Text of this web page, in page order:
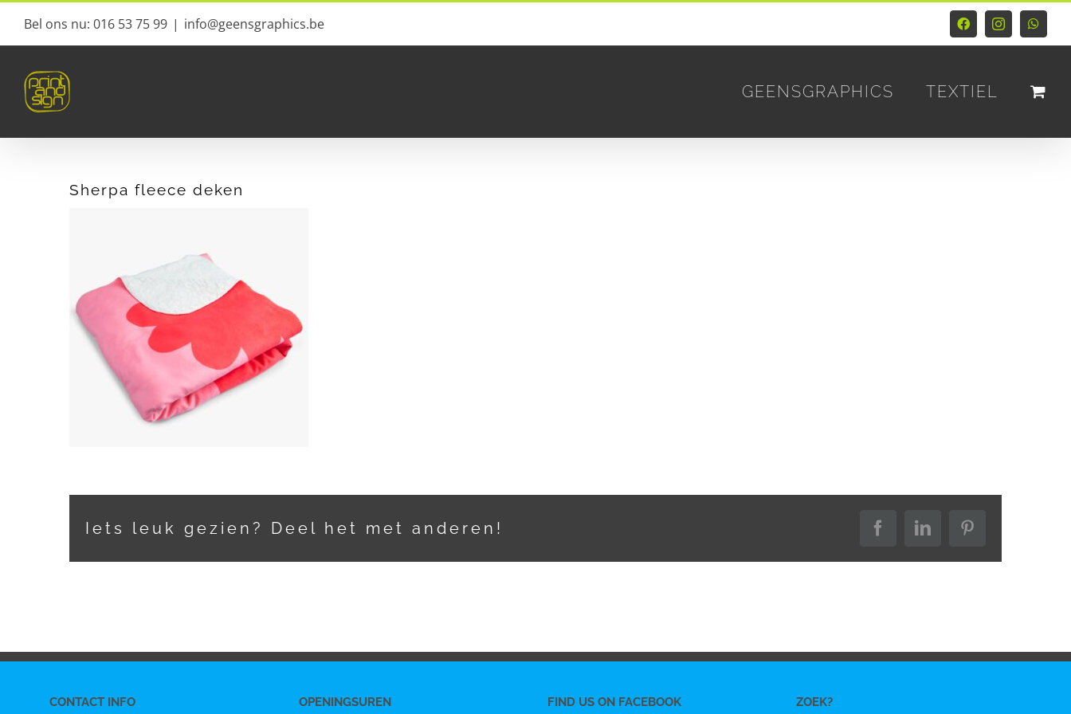
Ga
Bel ons nu: 016 53 75 99 | info@geensgraphics.be FacebookInstagram
GEENSGRAPHICS TEXTIEL
Sherpa fleece deken
Iets leuk gezien? Deel het met anderen! FacebookLinkedInPinterest
CONTACT INFO OPENINGSUREN FIND US ON FACEBOOK ZOEK?